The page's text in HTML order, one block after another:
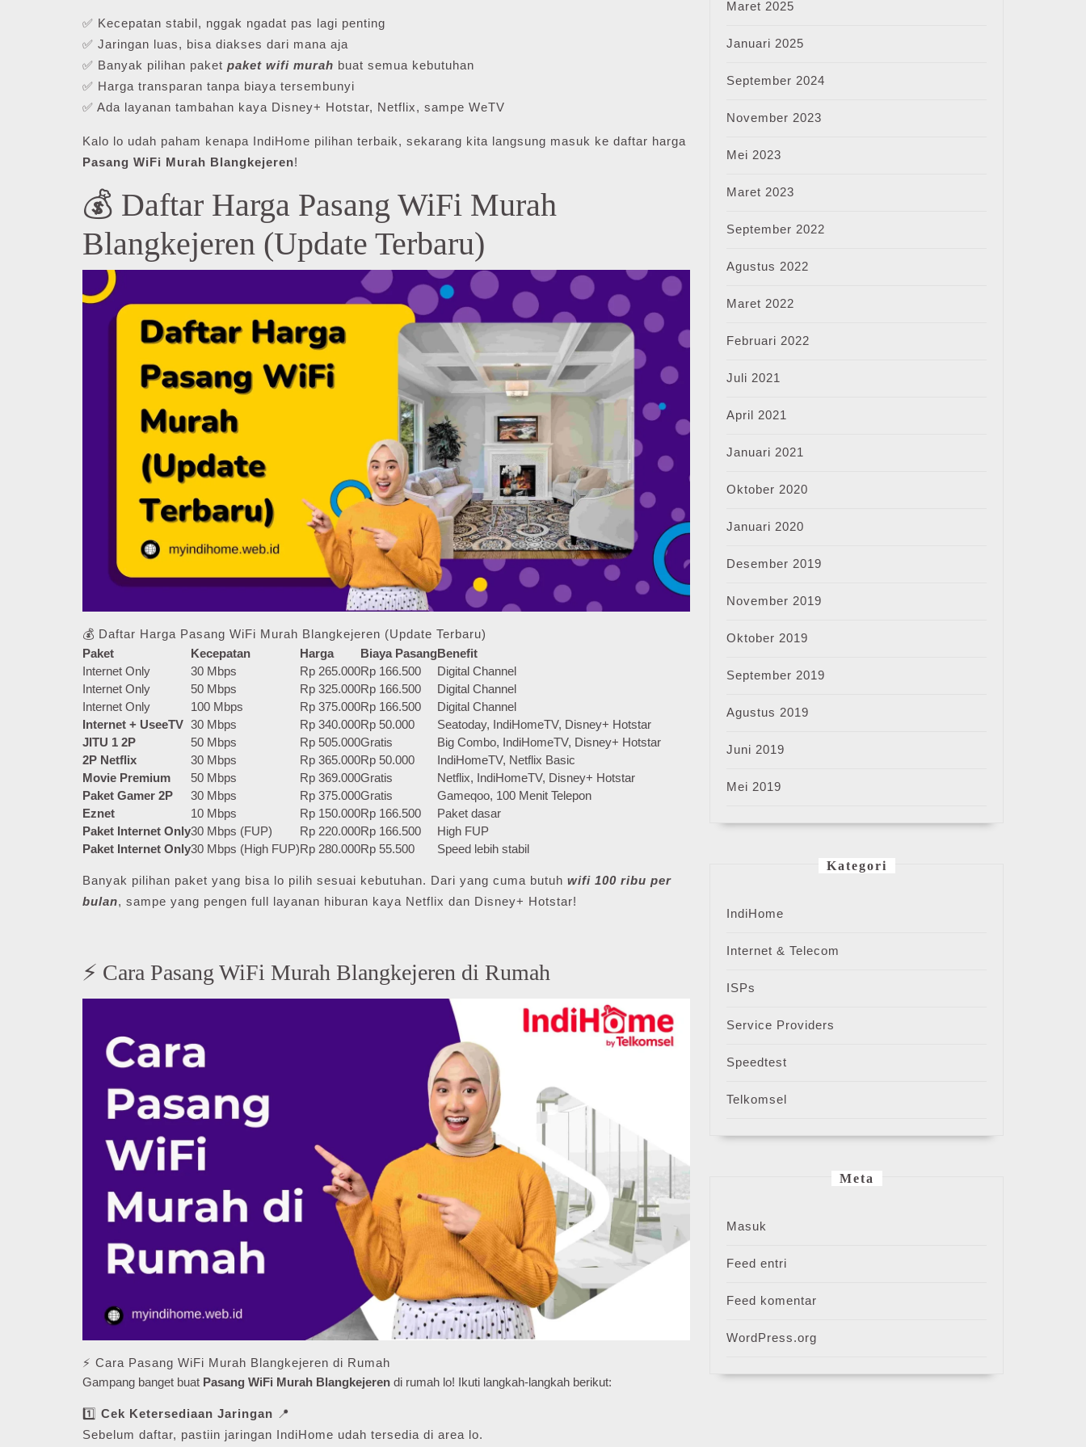
✅ Kecepatan stabil, nggak ngadat pas lagi penting
✅ Jaringan luas, bisa diakses dari mana aja
✅ Banyak pilihan paket paket wifi murah buat semua kebutuhan
✅ Harga transparan tanpa biaya tersembunyi
✅ Ada layanan tambahan kaya Disney+ Hotstar, Netflix, sampe WeTV
Kalo lo udah paham kenapa IndiHome pilihan terbaik, sekarang kita langsung masuk ke daftar harga
Pasang WiFi Murah Blangkejeren!
💰 Daftar Harga Pasang WiFi Murah
Blangkejeren (Update Terbaru)
💰 Daftar Harga Pasang WiFi Murah Blangkejeren (Update Terbaru)
Paket
Kecepatan Harga Biaya PasangBenefit
Internet Only
30 Mbps Rp 265.000Rp 166.500
Digital Channel
Internet Only
50 Mbps Rp 325.000Rp 166.500
Digital Channel
Internet Only
100 Mbps Rp 375.000Rp 166.500
Digital Channel
Internet + UseeTV 30 Mbps Rp 340.000Rp 50.000
Seatoday, IndiHomeTV, Disney+ Hotstar
JITU 1 2P
50 Mbps Rp 505.000Gratis
Big Combo, IndiHomeTV, Disney+ Hotstar
2P Netflix
30 Mbps Rp 365.000Rp 50.000
IndiHomeTV, Netflix Basic
Movie Premium
50 Mbps Rp 369.000Gratis
Netflix, IndiHomeTV, Disney+ Hotstar
Paket Gamer 2P
30 Mbps Rp 375.000Gratis
Gameqoo, 100 Menit Telepon
Eznet
10 Mbps Rp 150.000Rp 166.500
Paket dasar
Paket Internet Only30 Mbps (FUP) Rp 220.000Rp 166.500
High FUP
Paket Internet Only30 Mbps (High FUP)Rp 280.000Rp 55.500 Speed lebih stabil
Banyak pilihan paket yang bisa lo pilih sesuai kebutuhan. Dari yang cuma butuh wifi 100 ribu per
bulan, sampe yang pengen full layanan hiburan kaya Netflix dan Disney+ Hotstar!
⚡ Cara Pasang WiFi Murah Blangkejeren di Rumah
⚡ Cara Pasang WiFi Murah Blangkejeren di Rumah
Gampang banget buat Pasang WiFi Murah Blangkejeren di rumah lo! Ikuti langkah-langkah berikut:
1️⃣ Cek Ketersediaan Jaringan 📍
Sebelum daftar, pastiin jaringan IndiHome udah tersedia di area lo.
Maret 2025
Januari 2025
September 2024
November 2023
Mei 2023
Maret 2023
September 2022
Agustus 2022
Maret 2022
Februari 2022
Juli 2021
April 2021
Januari 2021
Oktober 2020
Januari 2020
Desember 2019
November 2019
Oktober 2019
September 2019
Agustus 2019
Juni 2019
Mei 2019
Kategori
IndiHome
Internet & Telecom
ISPs
Service Providers
Speedtest
Telkomsel
Meta
Masuk
Feed entri
Feed komentar
WordPress.org